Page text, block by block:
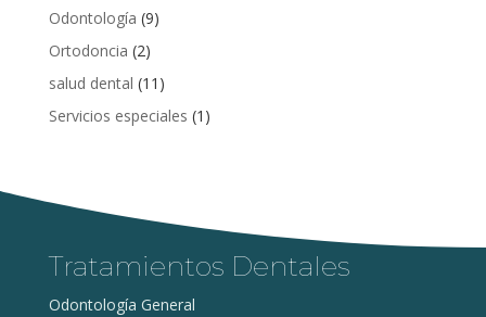
Odontología (9)
Ortodoncia (2)
salud dental (11)
Servicios especiales (1)
Tratamientos Dentales
Odontología General